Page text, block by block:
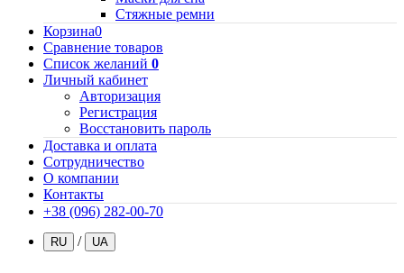
Стяжные ремни
Корзина0
Сравнение товаров
Список желаний 0
Личный кабинет
Авторизация
Регистрация
Восстановить пароль
Доставка и оплата
Сотрудничество
О компании
Контакты
+38 (096) 282-00-70
RU / UA